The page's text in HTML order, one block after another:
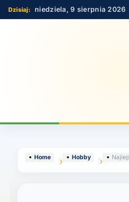
Skip
to
niedziela, 9 sierpnia 2026
Home Hobby